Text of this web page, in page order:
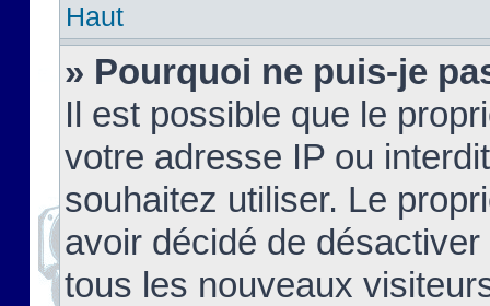
Haut
» Pourquoi ne puis-je
Il est possible que le
votre adresse IP ou
souhaitez utiliser. Le
avoir décidé de
tous les nouveaux